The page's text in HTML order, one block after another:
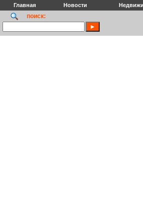
Главная Новости
поиск: